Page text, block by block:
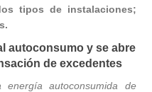
tipos de instalaciones;
autoconsumo y se abre
de excedentes
autoconsumida de